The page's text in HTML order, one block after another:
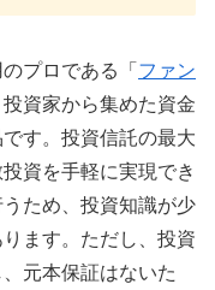
プロである「 ファン
投資家から集めた資金
す。投資信託の最大
資を手軽に実現でき
ため、投資知識が少
ます。ただし、投資
元本保証はないた